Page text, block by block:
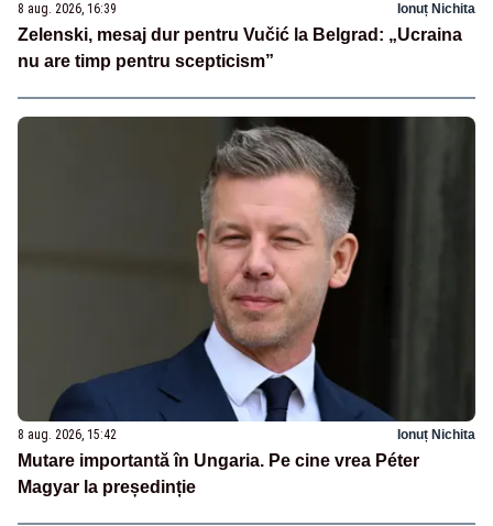
8 aug. 2026, 16:39 Ionuț Nichita
Zelenski, mesaj dur pentru Vučić la Belgrad: „Ucraina
nu are timp pentru scepticism”
8 aug. 2026, 15:42 Ionuț Nichita
Mutare importantă în Ungaria. Pe cine vrea Péter
Magyar la președinție